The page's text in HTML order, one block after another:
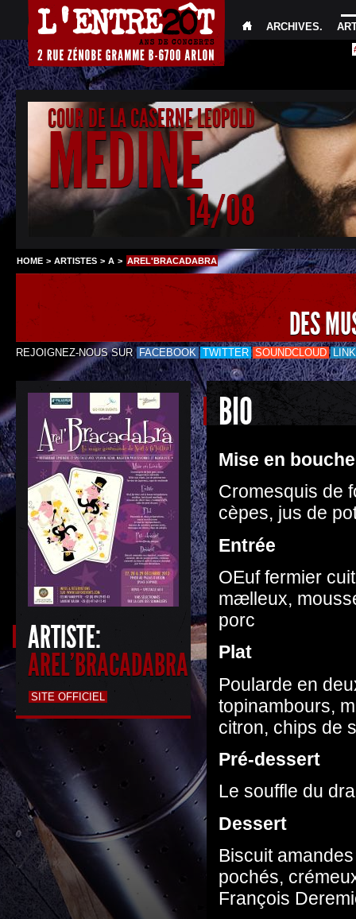
ARCHIVES.
COUR DE LA CASERNE LEOPOLD
MEDINE
14/08
HOME > ARTISTES > A > AREL'BRACADABRA
DES
REJOIGNEZ-NOUS SUR FACEBOOK TWITTER SOUNDCLOUD
ARTISTE:
AREL'BRACADABRA
SITE OFFICIEL
BIO
Mise en bouche
Cromesquis de
cèpes, jus de
Entrée
OEuf fermier
mælleux,
porc
Plat
Poularde en
topinambours,
citron, chips de
Pré-dessert
Le souffle du
Dessert
Biscuit
pochés,
François